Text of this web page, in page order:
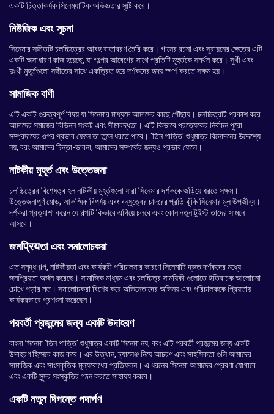
একটি চিত্তাকর্ষক সিনেম্যাটিক অভিজ্ঞতার সৃষ্টি করে।
মিউজিক এবং সূচনা
সিনেমার সঙ্গীতটি চলচ্চিত্রের আবহ বাতাবরণ তৈরি করে। গানের রচনা এবং সুরায়নের ক্ষেত্রে এটি
একটি অসাধারণ কাজ হয়েছে, যা গল্পের আবেগের সাথে প্রতিটি মূহুর্তকে সমর্থন করে। সুখী এবং
দুঃখী মুহূর্তগুলো সঙ্গীতের সাথে একত্রিত হয়ে দর্শকদের হৃদয় স্পর্শ করতে সক্ষম হয়।
সামাজিক বাণী
এটি একটি গুরুত্বপূর্ণ বিষয় যা সিনেমার মাধ্যমে আমাদের কাছে পৌঁছায়। চলচ্চিত্রটি প্রকাশ করে
আমাদের সমাজের বিভিন্ন সংকট এবং সীমাবদ্ধতা। এটি কিভাবে প্রত্যেকের নির্বাচন পুরো
সম্প্রদায়ের ওপর প্রভাব ফেলে তা তুলে ধরতে পারে। 'তিন পাত্তি' শুধুমাত্র বিনোদনের উদ্দেশ্যে
নয়, বরং আমাদের চিন্তা-ভাবনা, আমাদের সম্পর্কের জন্যও প্রভাব ফেলে।
নাটকীয় মুহূর্ত এবং উত্তেজনা
চলচ্চিত্রের বিশেষত্ব হল নাটকীয় মুহূর্তগুলো যারা সিনেমার দর্শককে জড়িয়ে ধরতে সক্ষম।
উত্তেজনাপূর্ণ মোড়, আকস্মিক বিপর্যয় এবং বন্ধুত্বের চাদরের প্রতি ঝুঁকি সিনেমার মূল উপজীব্য।
দর্শকরা প্রত্যাশা করেন যে গল্পটি কিভাবে এগিয়ে চলবে এবং কোন নতুন টুইস্ট তাদের সামনে
আসবে।
জনप्रियতা এবং সমালোচকরা
এত সমৃদ্ধ গল্প, নাটকীয়তা এবং কার্যকরী পরিচালনার কারণে সিনেমাটি দ্রুত দর্শকদের মধ্যে
জনপ্রিয়তা অর্জন করেছে। সামাজিক মাধ্যম এবং চলচ্চিত্র সাময়িকী গুলোতে ইতিবাচক আলোচনা
চোখে পড়ার মত। সমালোচকরা বিশেষ করে অভিনেতাদের অভিনয় এবং পরিচালককে প্রিয়তায়
কার্যকরভাবে প্রশংসা করেছেন।
পরবর্তী প্রজন্মের জন্য একটি উদাহরণ
বাংলা সিনেমা 'তিন পাত্তি' শুধুমাত্র একটি সিনেমা নয়, বরং এটি পরবর্তী প্রজন্মের জন্য একটি
উদাহরণ হিসেবে কাজ করে। এর উত্থান, চ্যালেঞ্জ নিয়ে আচরণ এবং সাহসিকতা গুলি আমাদের
সামাজিক এবং সাংস্কৃতিক মূল্যবোধের প্রতিফলন। এ ধরনের সিনেমা আমাদের প্রেরণা যোগাবে
এবং একটি সুন্দর সংস্কৃতির গঠন করতে সাহায্য করবে।
একটি নতুন দিগন্তে পদার্পণ